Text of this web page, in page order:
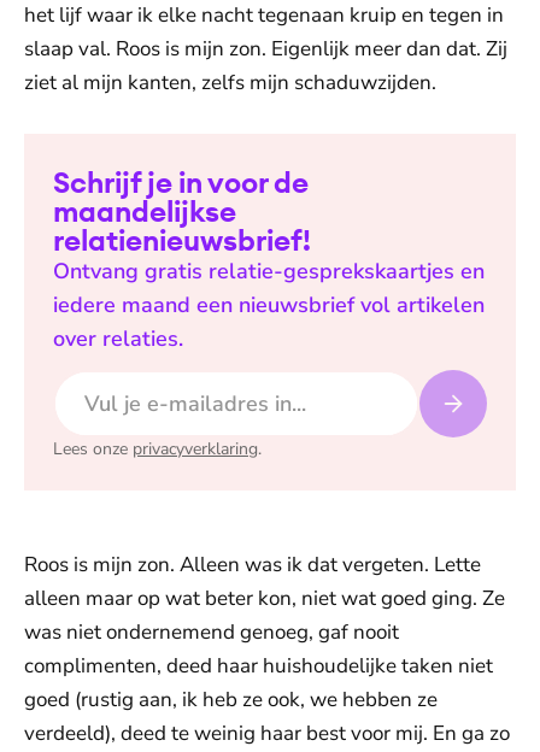
het lijf waar ik elke nacht tegenaan kruip en tegen in
slaap val. Roos is mijn zon. Eigenlijk meer dan dat. Zij
ziet al mijn kanten, zelfs mijn schaduwzijden.
Schrijf je in voor de
maandelijkse
relatienieuwsbrief!
Ontvang gratis relatie-gesprekskaartjes en
iedere maand een nieuwsbrief vol artikelen
over relaties.
Lees onze privacyverklaring.
Roos is mijn zon. Alleen was ik dat vergeten. Lette
alleen maar op wat beter kon, niet wat goed ging. Ze
was niet ondernemend genoeg, gaf nooit
complimenten, deed haar huishoudelijke taken niet
goed (rustig aan, ik heb ze ook, we hebben ze
verdeeld), deed te weinig haar best voor mij. En ga zo